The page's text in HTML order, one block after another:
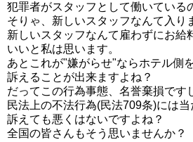
犯罪者がスタッフとして働いている
そりゃ、新しいスタッフなんて入り
新しいスタッフなんて雇わずにお給
いいと私は思います。
あとこれが"嫌がらせ"ならホテル側
訴えることが出来ますよね？
だってこの行為事態、名誉棄損です
民法上の不法行為(民法709条)には
訴えても悪くはないですよね？
全国の皆さんもそう思いませんか？